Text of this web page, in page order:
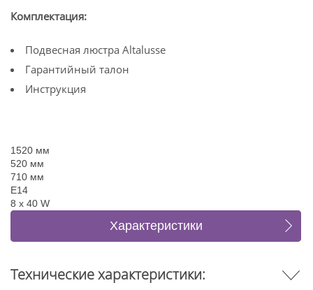
Комплектация:
Подвесная люстра Altalusse
Гарантийный талон
Инструкция
1520 мм
520 мм
710 мм
E14
8 x 40 W
Характеристики
Коллекция (3)
Отзывы
Технические характеристики: